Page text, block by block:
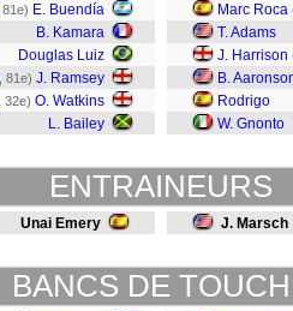
, 81e) E. Buendía
B. Kamara
Douglas Luiz
, 81e) J. Ramsey
, 32e) O. Watkins
L. Bailey
Marc Roca
T. Adams
J. Harrison
B.
Rodrigo
W. Gnonto
ENTRAINEURS
Unai Emery J. Marsch
BANCS DE